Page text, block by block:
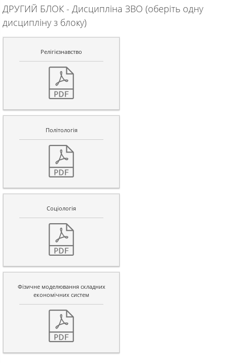
ДРУГИЙ БЛОК - Дисципліна ЗВО (оберіть одну
дисципліну з блоку)
Релігієзнавство
Політологія
Соціологія
Фізичне моделювання складних
економічних систем